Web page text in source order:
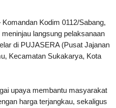
Kodim 0112/Sabang,
langsung pelaksanaan
di PUJASERA (Pusat Jajanan
Kecamatan Sukakarya, Kota
upaya membantu masyarakat
harga terjangkau, sekaligus